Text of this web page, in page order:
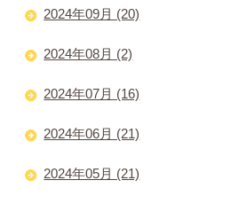
2024年09月 (20)
2024年08月 (2)
2024年07月 (16)
2024年06月 (21)
2024年05月 (21)